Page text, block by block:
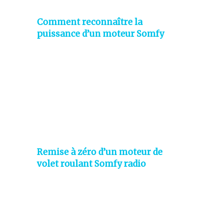
Comment reconnaître la
puissance d’un moteur Somfy
Remise à zéro d’un moteur de
volet roulant Somfy radio